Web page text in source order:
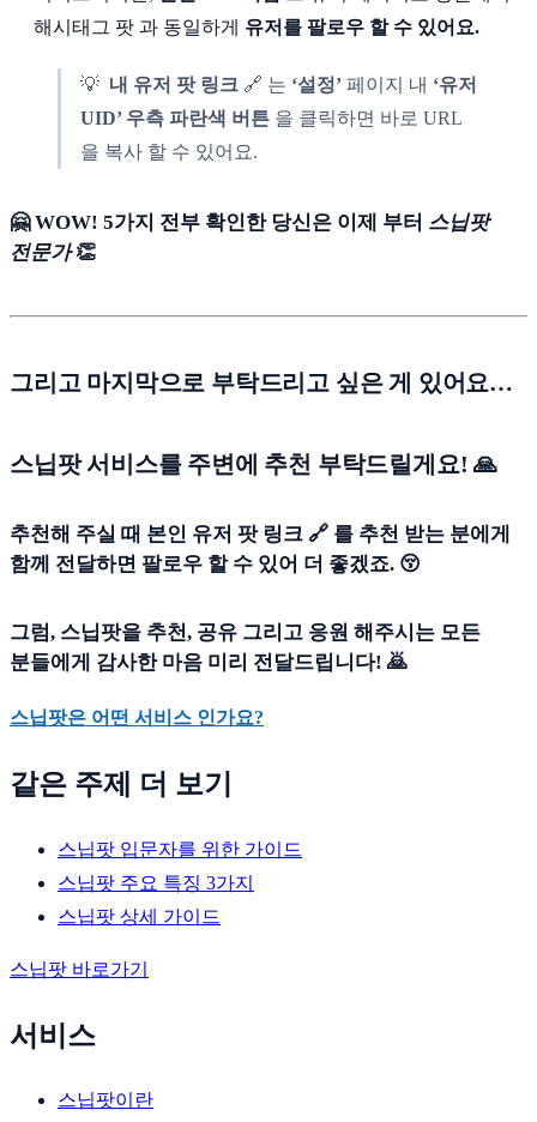
해시태그 팟 과 동일하게 유저를 팔로우 할 수 있어요.
💡 내 유저 팟 링크 🔗 는 ‘설정’ 페이지 내 ‘유저
UID’ 우측 파란색 버튼 을 클릭하면 바로 URL
을 복사 할 수 있어요.
🤗 WOW! 5가지 전부 확인한 당신은 이제 부터 스닙팟
전문가👏
그리고 마지막으로 부탁드리고 싶은 게 있어요…
스닙팟 서비스를 주변에 추천 부탁드릴게요! 🙏
추천해 주실 때 본인 유저 팟 링크 🔗 를 추천 받는 분에게
함께 전달하면 팔로우 할 수 있어 더 좋겠죠. 😚
그럼, 스닙팟을 추천, 공유 그리고 응원 해주시는 모든
분들에게 감사한 마음 미리 전달드립니다! 🙇
스닙팟은 어떤 서비스 인가요?
같은 주제 더 보기
스닙팟 입문자를 위한 가이드
스닙팟 주요 특징 3가지
스닙팟 상세 가이드
스닙팟 바로가기
서비스
스닙팟이란